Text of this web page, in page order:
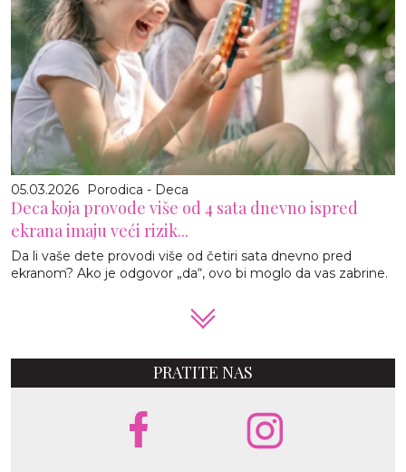
05.03.2026 Porodica - Deca
Deca koja provode više od 4 sata dnevno ispred
ekrana imaju veći rizik...
Da li vaše dete provodi više od četiri sata dnevno pred
ekranom? Ako je odgovor „da“, ovo bi moglo da vas zabrine.
PRATITE NAS